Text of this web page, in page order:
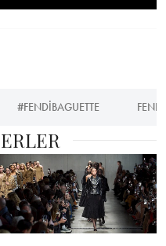
#FENDIBAGUETTE FENDI